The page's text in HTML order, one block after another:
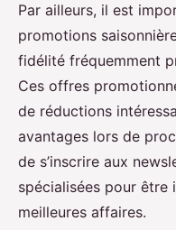
Par ailleurs, il est
promotions
fidélité fréquemment
Ces offres
de réductions
avantages lors de
de s’inscrire aux
spécialisées pour être
meilleures affaires.